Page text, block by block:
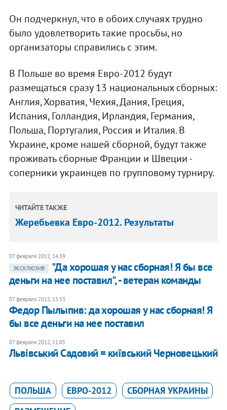
Он подчеркнул, что в обоих случаях трудно
было удовлетворить такие просьбы, но
организаторы справились с этим.
В Польше во время Евро-2012 будут
размещаться сразу 13 национальных сборных:
Англия, Хорватия, Чехия, Дания, Греция,
Испания, Голландия, Ирландия, Германия,
Польша, Португалия, Россия и Италия. В
Украине, кроме нашей сборной, будут также
проживать сборные Франции и Швеции -
соперники украинцев по групповому турниру.
ЧИТАЙТЕ ТАКЖЕ
Жеребьевка Евро-2012. Результаты
07 февраля 2012, 14:39
ЭКСКЛЮЗИВ
"Да хорошая у нас сборная! Я бы все
деньги на нее поставил", - ветеран команды
07 февраля 2012, 13:33
​Федор Пылыпив: да хорошая у нас сборная! Я
бы все деньги на нее поставил
07 февраля 2012, 11:05
Львівський Садовий = київський Черновецький
ПОЛЬША ЕВРО-2012
СБОРНАЯ УКРАИНЫ